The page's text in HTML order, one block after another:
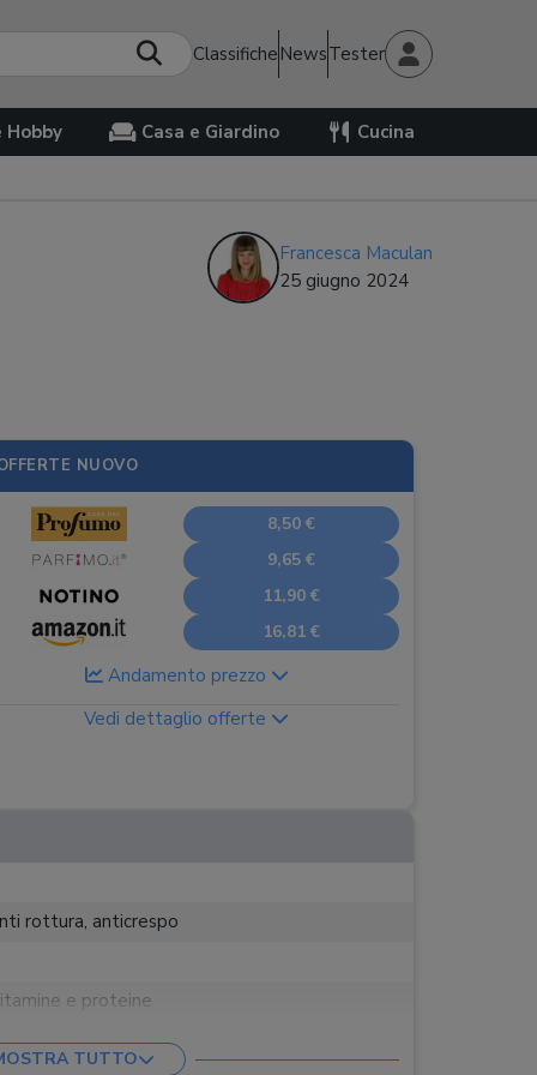
Classifiche NewsTester
Hobby Casa e Giardino Cucina
Francesca Maculan
25 giugno 2024
NUOVO
8,50 €
9,65 €
11,90 €
16,81 €
Andamento prezzo
Vedi dettaglio offerte
rottura, anticrespo
e proteine
TUTTO